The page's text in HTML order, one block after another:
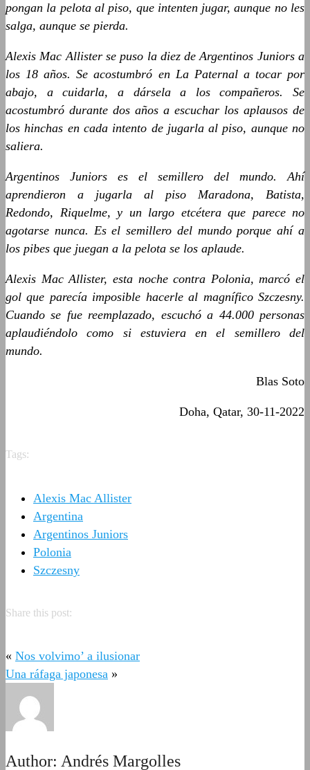
pongan la pelota al piso, que intenten jugar, aunque no les
salga, aunque se pierda.
Alexis Mac Allister se puso la diez de Argentinos Juniors a
los 18 años. Se acostumbró en La Paternal a tocar por
abajo, a cuidarla, a dársela a los compañeros. Se
acostumbró durante dos años a escuchar los aplausos de
los hinchas en cada intento de jugarla al piso, aunque no
saliera.
Argentinos Juniors es el semillero del mundo. Ahí
aprendieron a jugarla al piso Maradona, Batista,
Redondo, Riquelme, y un largo etcétera que parece no
agotarse nunca. Es el semillero del mundo porque ahí a
los pibes que juegan a la pelota se los aplaude.
Alexis Mac Allister, esta noche contra Polonia, marcó el
gol que parecía imposible hacerle al magnífico Szczesny.
Cuando se fue reemplazado, escuchó a 44.000 personas
aplaudiéndolo como si estuviera en el semillero del
mundo.
Blas Soto
Doha, Qatar, 30-11-2022
Tags:
Alexis Mac Allister
Argentina
Argentinos Juniors
Polonia
Szczesny
Share this post:
« Nos volvimo’ a ilusionar
Una ráfaga japonesa »
Author: Andrés Margolles